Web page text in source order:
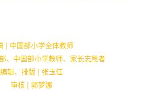
| 中国部小学全体教师
、中国部小学教师、家长志愿者
编辑、排版 | 张玉佳
审核 | 郭梦娜